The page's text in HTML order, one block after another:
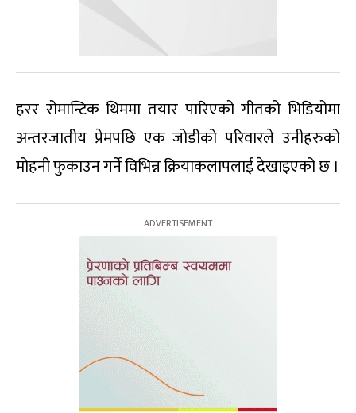
हरर रोमान्टिक थिममा तयार पारिएको गीतको भिडियोमा
अन्तरजातीय प्रेमपछि एक जोडीको परिवारले उनीहरुको
मोहनी फुकाउन गर्ने विभिन्न क्रियाकलापलाई देखाइएको छ ।